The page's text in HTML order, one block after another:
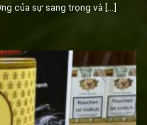
của sự sang trọng và [...]